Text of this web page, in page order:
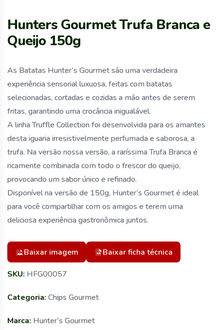
Hunters Gourmet Trufa Branca e
Queijo 150g
As Batatas Hunter’s Gourmet são uma verdadeira
experiência sensorial luxuosa, feitas com batatas
selecionadas, cortadas e cozidas a mão antes de serem
fritas, garantindo uma crocância inigualável.
A linha Truffle Collection foi desenvolvida para os amantes
desta iguaria irresistivelmente perfumada e saborosa, a
trufa. Na versão nossa versão, a raríssima Trufa Branca é
ricamente combinada com todo o frescor do queijo,
provocando um sabor único e refinado.
Disponível na versão de 150g, Hunter’s Gourmet é ideal
para você compartilhar com os amigos e terem uma
deliciosa experiência gastronômica juntos.
Baixar imagem Baixar ficha técnica
SKU: HFG00057
Categoria: Chips Gourmet
Marca: Hunter’s Gourmet